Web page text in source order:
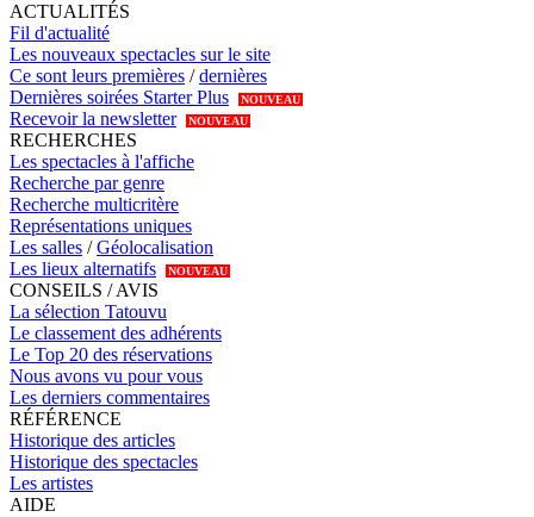
ACTUALITÉS
Fil d'actualité
Les nouveaux spectacles sur le site
Ce sont leurs premières /dernières
Dernières soirées Starter Plus
NOUVEAU
Recevoir la newsletter NOUVEAU
RECHERCHES
Les spectacles à l'affiche
Recherche par genre
Recherche multicritère
Représentations uniques
Les salles /Géolocalisation
Les lieux alternatifs
NOUVEAU
CONSEILS / AVIS
La sélection Tatouvu
Le classement des adhérents
Le Top 20 des réservations
Nous avons vu pour vous
Les derniers commentaires
RÉFÉRENCE
Historique des articles
Historique des spectacles
Les artistes
AIDE